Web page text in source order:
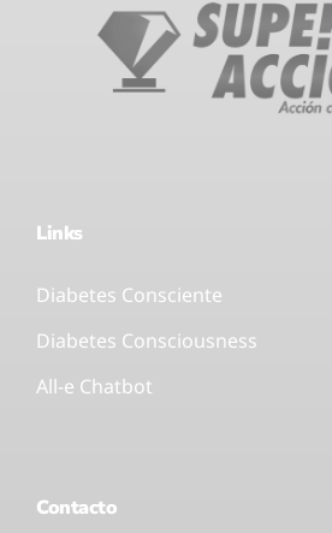
Links
Diabetes Consciente
Diabetes Consciousness
All-e Chatbot
Contacto